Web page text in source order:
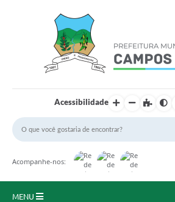
Acessibilidade
Acompanhe-nos:
MENU